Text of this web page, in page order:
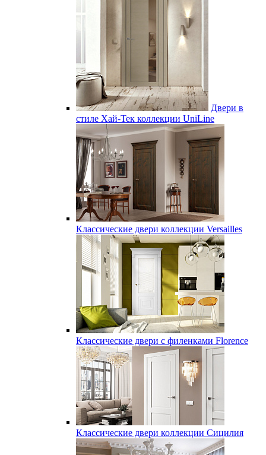
Двери в
стиле Хай-Тек коллекции UniLine
Классические двери коллекции Versailles
Классические двери с филенками Florence
Классические двери коллекции Сицилия